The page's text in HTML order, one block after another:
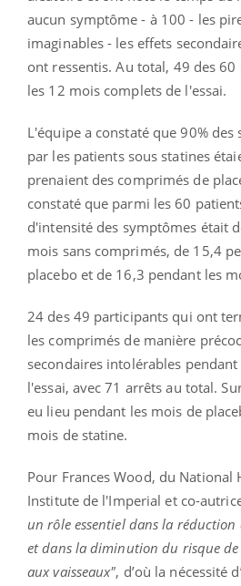
aucun symptôme - à 100 - les
imaginables - les effets
ont ressentis. Au total, 49 des
les 12 mois complets de l'essai.
L'équipe a constaté que 90%
par les patients sous statines
prenaient des comprimés de
constaté que parmi les 60
d'intensité des symptômes était
mois sans comprimés, de 15,4
placebo et de 16,3 pendant les
24 des 49 participants qui ont
les comprimés de manière
secondaires intolérables
l'essai, avec 71 arrêts au total.
eu lieu pendant les mois de
mois de statine.
Pour Frances Wood, du National
Institute de l'Imperial et co-
un rôle essentiel dans la
et dans la diminution du risque de
aux vaisseaux", d’où la nécessité